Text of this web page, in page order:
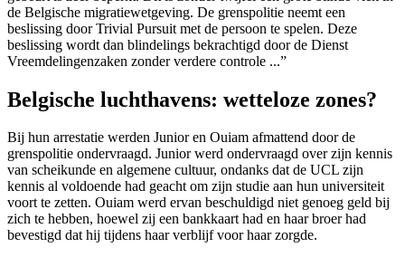
de Belgische migratiewetgeving. De grenspolitie neemt een
beslissing door Trivial Pursuit met de persoon te spelen. Deze
beslissing wordt dan blindelings bekrachtigd door de Dienst
Vreemdelingenzaken zonder verdere controle ...”
Belgische luchthavens: wetteloze zones?
Bij hun arrestatie werden Junior en Ouiam afmattend door de
grenspolitie ondervraagd. Junior werd ondervraagd over zijn kennis
van scheikunde en algemene cultuur, ondanks dat de UCL zijn
kennis al voldoende had geacht om zijn studie aan hun universiteit
voort te zetten. Ouiam werd ervan beschuldigd niet genoeg geld bij
zich te hebben, hoewel zij een bankkaart had en haar broer had
bevestigd dat hij tijdens haar verblijf voor haar zorgde.